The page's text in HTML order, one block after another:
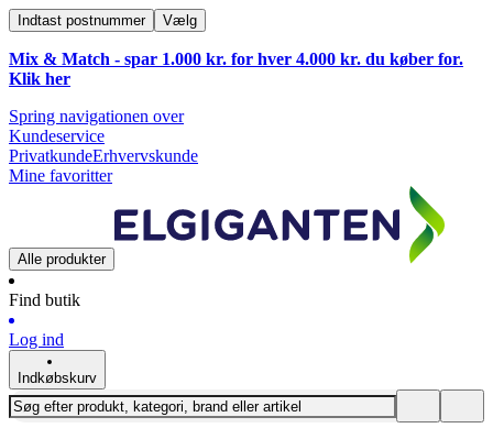
Indtast postnummer Vælg
Mix & Match - spar 1.000 kr. for hver 4.000 kr. du køber for.
Klik her
Spring navigationen over
Kundeservice
PrivatkundeErhvervskunde
Mine favoritter
Alle produkter
Find butik
Log ind
Indkøbskurv